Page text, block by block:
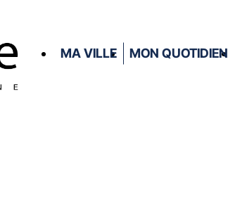
MA VILLE MON QUOTIDIEN